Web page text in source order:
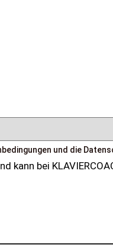
und die
kann bei